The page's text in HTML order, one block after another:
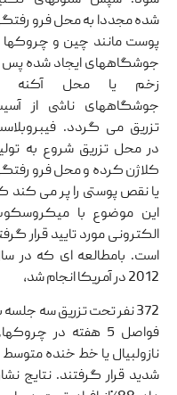
شده مجددا به محل فرو
پوست مانند چین و چروکها
جوشگاههای ایجاد شده پس
زخم یا محل آکنه
جوشگاههای ناشی از
تزریق می گردد.
در محل تزریق شروع به
کلاژن کرده و محل فرو
یا نقص پوستی را پر می کند
این موضوع با
الکترونی مورد تایید قرار
است. بامطالعه ای که در
2012 در آمریکا انجام شد،
372 نفر تحت تزریق سه جلسه
فواصل 5 هفته در
نازولبیال یا خط خنده متوسط
شدید قرار گرفتند. نتایج